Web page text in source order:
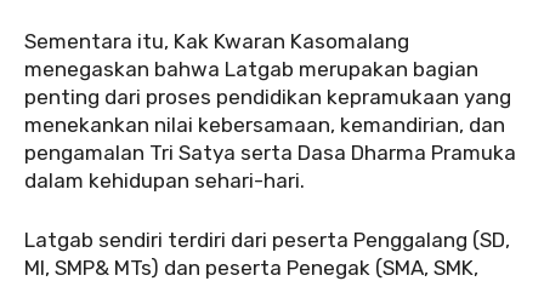
‎Sementara itu, Kak Kwaran Kasomalang
menegaskan bahwa Latgab merupakan bagian
penting dari proses pendidikan kepramukaan yang
menekankan nilai kebersamaan, kemandirian, dan
pengamalan Tri Satya serta Dasa Dharma Pramuka
dalam kehidupan sehari-hari.
‎Latgab sendiri terdiri dari peserta Penggalang (SD,
MI, SMP& MTs) dan peserta Penegak (SMA, SMK,